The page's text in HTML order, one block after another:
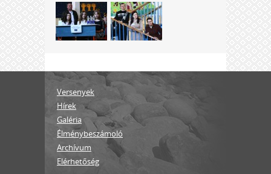
Versenyek
Hírek
Galéria
Élménybeszámoló
Archívum
Elérhetőség